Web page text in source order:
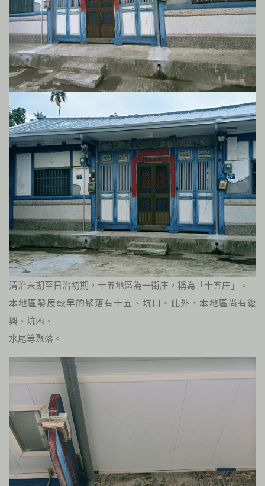
清治末期至日治初期，十五地區為一街庄，稱為「十五庄」。
本地區發展較早的聚落有十五、坑口。此外，本地區尚有復
興、坑內、
水尾等聚落。